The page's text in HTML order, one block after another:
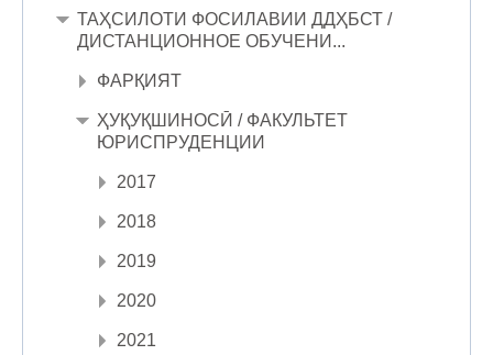
ТАҲСИЛОТИ ФОСИЛАВИИ ДДҲБСТ /
ДИСТАНЦИОННОЕ ОБУЧЕНИ...
ФАРҚИЯТ
ҲУҚУҚШИНОСӢ / ФАКУЛЬТЕТ
ЮРИСПРУДЕНЦИИ
2017
2018
2019
2020
2021